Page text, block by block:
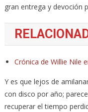
gran entrega y devoción
Crónica de Willie Nile
Y es que lejos de
con disco por año;
recuperar el tiempo